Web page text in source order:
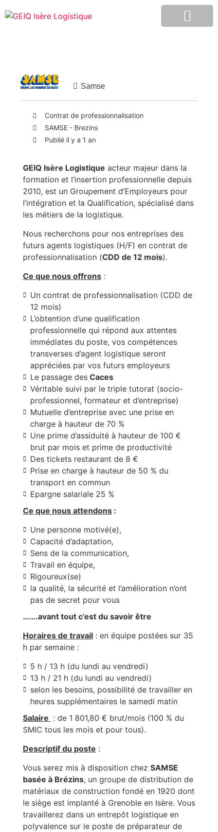
Samse
Contrat de professionnalisation
SAMSE - Brezins
Publié il y a 1 an
GEIQ Isère Logistique acteur majeur dans la
formation et l’insertion professionnelle depuis
2010, est un Groupement d’Employeurs pour
l’intégration et la Qualification, spécialisé dans
les métiers de la logistique.
Nous recherchons pour nos entreprises des
futurs agents logistiques (H/F) en contrat de
professionnalisation (CDD de 12 mois).
Ce que nous offrons :
Un contrat de professionnalisation (CDD de
12 mois)
L’obtention d’une qualification
professionnelle qui répond aux attentes
immédiates du poste, vos compétences
transverses d’agent logistique seront
appréciées par vos futurs employeurs
Le passage des Caces
Véritable suivi par le triple tutorat (socio-
professionnel, formateur et d’entreprise)
Mutuelle d’entreprise avec une prise en
charge à hauteur de 70 %
Une prime d’assiduité à hauteur de 100 €
brut par mois et prime de productivité
Des tickets restaurant de 8 €
Prise en charge à hauteur de 50 % du
transport en commun
Epargne salariale 25 %
Ce que nous attendons :
Une personne motivé(e),
Capacité d’adaptation,
Sens de la communication,
Travail en équipe,
Rigoureux(se)
la qualité, la sécurité et l’amélioration n’ont
pas de secret pour vous
…….avant tout c’est du savoir être
Horaires de travail : en équipe postées sur 35
h par semaine :
5 h / 13 h (du lundi au vendredi)
13 h / 21 h (du lundi au vendredi)
selon les besoins, possibilité de travailler en
heures supplémentaires le samedi matin
Salaire : de 1 801,80 € brut/mois (100 % du
SMIC tous les mois et pour tous).
Descriptif du poste :
Vous serez mis à disposition chez SAMSE
basée à Brézins, un groupe de distribution de
matériaux de construction fondé en 1920 dont
le siège est implanté à Grenoble en Isère. Vous
travaillerez dans un entrepôt logistique en
polyvalence sur le poste de préparateur de